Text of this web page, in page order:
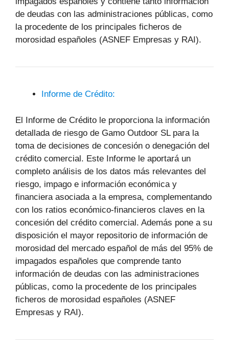
de deudas con las administraciones públicas, como
la procedente de los principales ficheros de
morosidad españoles (ASNEF Empresas y RAI).
Informe de Crédito:
El Informe de Crédito le proporciona la información
detallada de riesgo de Gamo Outdoor SL para la
toma de decisiones de concesión o denegación del
crédito comercial. Este Informe le aportará un
completo análisis de los datos más relevantes del
riesgo, impago e información económica y
financiera asociada a la empresa, complementando
con los ratios económico-financieros claves en la
concesión del crédito comercial. Además pone a su
disposición el mayor repositorio de información de
morosidad del mercado español de más del 95% de
impagados españoles que comprende tanto
información de deudas con las administraciones
públicas, como la procedente de los principales
ficheros de morosidad españoles (ASNEF
Empresas y RAI).